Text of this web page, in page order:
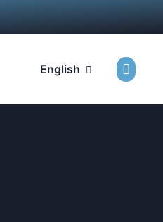
English